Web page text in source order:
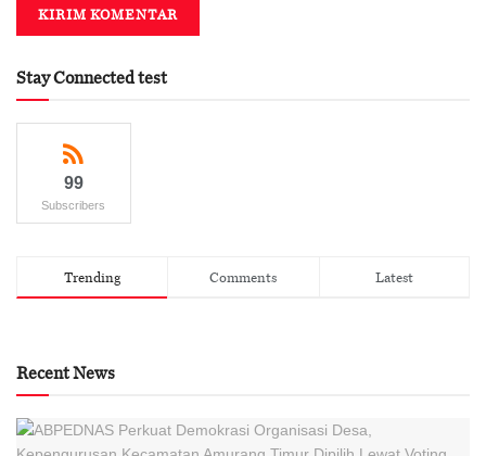
Stay Connected test
99
Subscribers
Trending Comments Latest
Recent News